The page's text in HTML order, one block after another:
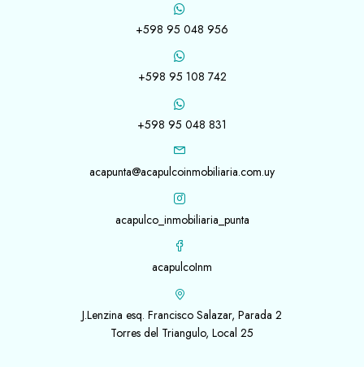
+598 95 048 956
+598 95 108 742
+598 95 048 831
acapunta@acapulcoinmobiliaria.com.uy
acapulco_inmobiliaria_punta
acapulcoInm
J.Lenzina esq. Francisco Salazar, Parada 2
Torres del Triangulo, Local 25